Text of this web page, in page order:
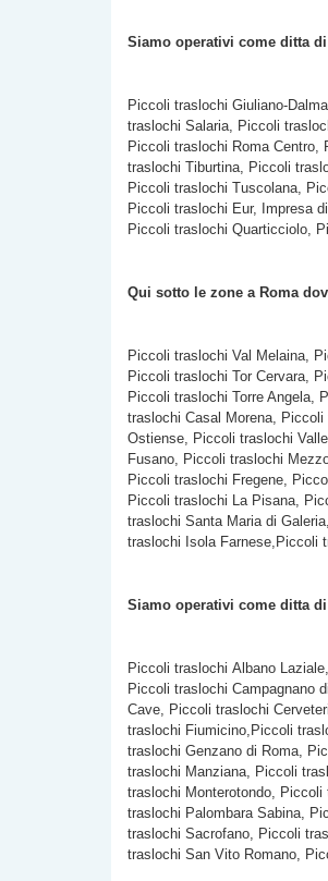
Siamo operativi come ditta
Piccoli traslochi Giuliano-
traslochi Salaria, Piccoli
Piccoli traslochi Roma
traslochi Tiburtina, Piccoli
Piccoli traslochi Tuscolana,
Piccoli traslochi Eur, Impresa
Piccoli traslochi Quarticciolo,
Qui sotto le zone a Roma
Piccoli traslochi Val Melaina,
Piccoli traslochi Tor Cervara,
Piccoli traslochi Torre Angela,
traslochi Casal Morena,
Ostiense, Piccoli traslochi
Fusano, Piccoli traslochi
Piccoli traslochi Fregene,
Piccoli traslochi La Pisana,
traslochi Santa Maria di
traslochi Isola Farnese,Piccoli
Siamo operativi come ditta
Piccoli traslochi Albano
Piccoli traslochi Campagnano
Cave, Piccoli traslochi
traslochi Fiumicino,Piccoli
traslochi Genzano di Roma,
traslochi Manziana, Piccoli
traslochi Monterotondo,
traslochi Palombara Sabina,
traslochi Sacrofano, Piccoli
traslochi San Vito Romano,